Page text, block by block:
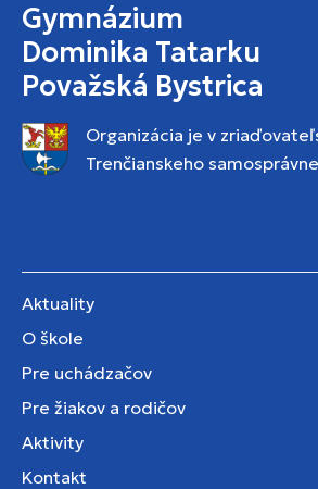
Gymnázium
Dominika Tatarku
Považská Bystrica
Organizácia je v
Trenčianskeho
Aktuality
O škole
Pre uchádzačov
Pre žiakov a rodičov
Aktivity
Kontakt